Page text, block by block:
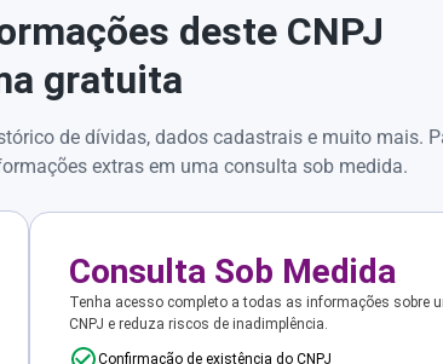
deste CNPJ
gratuita
de dívidas, dados cadastrais e muito mais.
extras em uma consulta sob medida.
Consulta Sob Medida
Tenha acesso completo a todas as informações sobre
CNPJ e reduza riscos de inadimplência.
Confirmação de existência do CNPJ